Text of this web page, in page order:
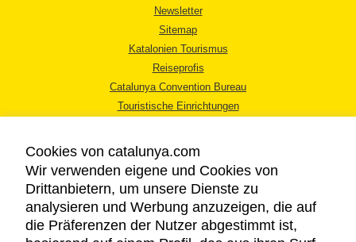
Newsletter
Sitemap
Katalonien Tourismus
Reiseprofis
Catalunya Convention Bureau
Touristische Einrichtungen
RECHTLICHER HINWEIS
Cookies von catalunya.com
Wir verwenden eigene und Cookies von
Drittanbietern, um unsere Dienste zu
analysieren und Werbung anzuzeigen, die auf
die Präferenzen der Nutzer abgestimmt ist,